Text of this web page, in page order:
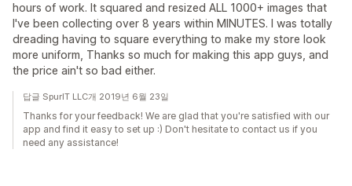
hours of work. It squared and resized ALL 1000+ images that
I've been collecting over 8 years within MINUTES. I was totally
dreading having to square everything to make my store look
more uniform, Thanks so much for making this app guys, and
the price ain't so bad either.
답글 SpurIT LLC개 2019년 6월 23일
Thanks for your feedback! We are glad that you're satisfied with our
app and find it easy to set up :) Don't hesitate to contact us if you
need any assistance!